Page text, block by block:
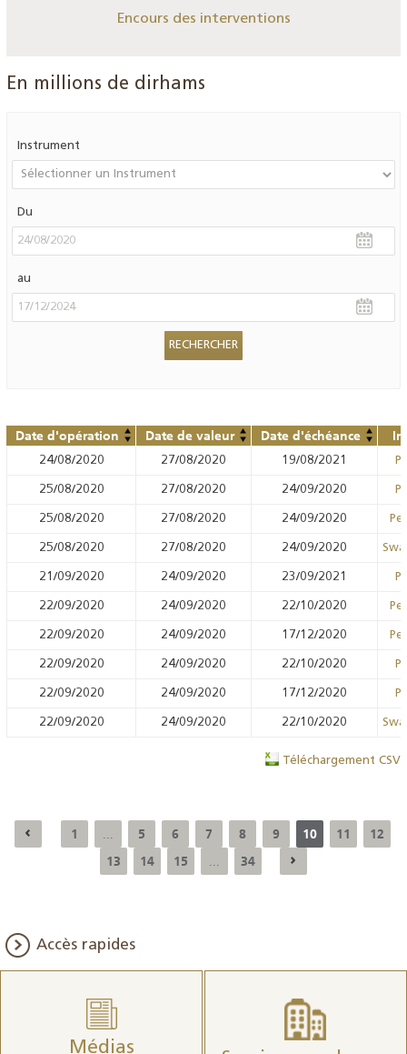
Encours des interventions
En millions de dirhams
Instrument
Du
au
Date d'opération Date de valeur Date d'échéance
24/08/2020 27/08/2020 19/08/2021
25/08/2020 27/08/2020 24/09/2020
25/08/2020 27/08/2020 24/09/2020
25/08/2020 27/08/2020 24/09/2020
21/09/2020 24/09/2020 23/09/2021
22/09/2020 24/09/2020 22/10/2020
22/09/2020 24/09/2020 17/12/2020
22/09/2020 24/09/2020 22/10/2020
22/09/2020 24/09/2020 17/12/2020
22/09/2020 24/09/2020 22/10/2020
Téléchargement CSV
1 5 6 7 8 9 10 11
12
13
14 15 34
Accès rapides
Médias